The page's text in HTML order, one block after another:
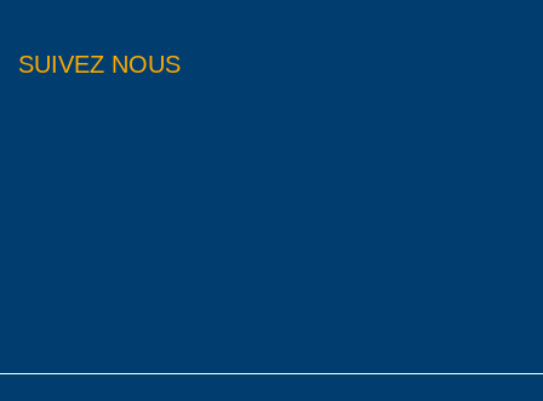
SUIVEZ NOUS